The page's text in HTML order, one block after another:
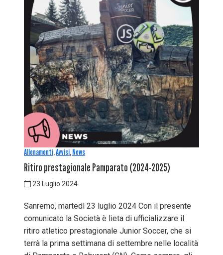
Allenamenti,Avvisi,News
Ritiro prestagionale Pamparato (2024-2025)
23 Luglio 2024
Sanremo, martedì 23 luglio 2024 Con il presente
comunicato la Società è lieta di ufficializzare il
ritiro atletico prestagionale Junior Soccer, che si
terrà la prima settimana di settembre nelle località